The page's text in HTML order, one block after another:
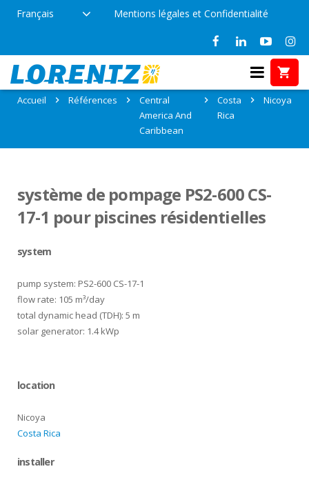
Français Mentions légales et Confidentialité
Références: Nicoya, Costa Rica
Accueil Références
Central
America And
Caribbean
Costa
Rica
Nicoya
système de pompage PS2-600 CS-
17-1 pour piscines résidentielles
system
pump system: PS2-600 CS-17-1
flow rate: 105 m³/day
total dynamic head (TDH): 5 m
solar generator: 1.4 kWp
location
Nicoya
Costa Rica
installer